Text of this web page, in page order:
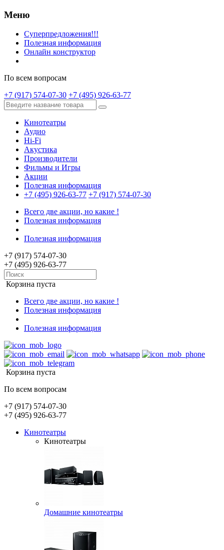
Меню
Суперпредложения!!!
Полезная информация
Онлайн конструктор
По всем вопросам
+7 (917) 574-07-30 +7 (495) 926-63-77
Кинотеатры
Аудио
Hi-Fi
Акустика
Производители
Фильмы и Игры
Акции
Полезная информация
+7 (495) 926-63-77 +7 (917) 574-07-30
Всего две акции, но какие !
Полезная информация
Полезная информация
+7 (917) 574-07-30
+7 (495) 926-63-77
Корзина пуста
Всего две акции, но какие !
Полезная информация
Полезная информация
Корзина пуста
По всем вопросам
+7 (917) 574-07-30
+7 (495) 926-63-77
Кинотеатры
Кинотеатры
Домашние кинотеатры